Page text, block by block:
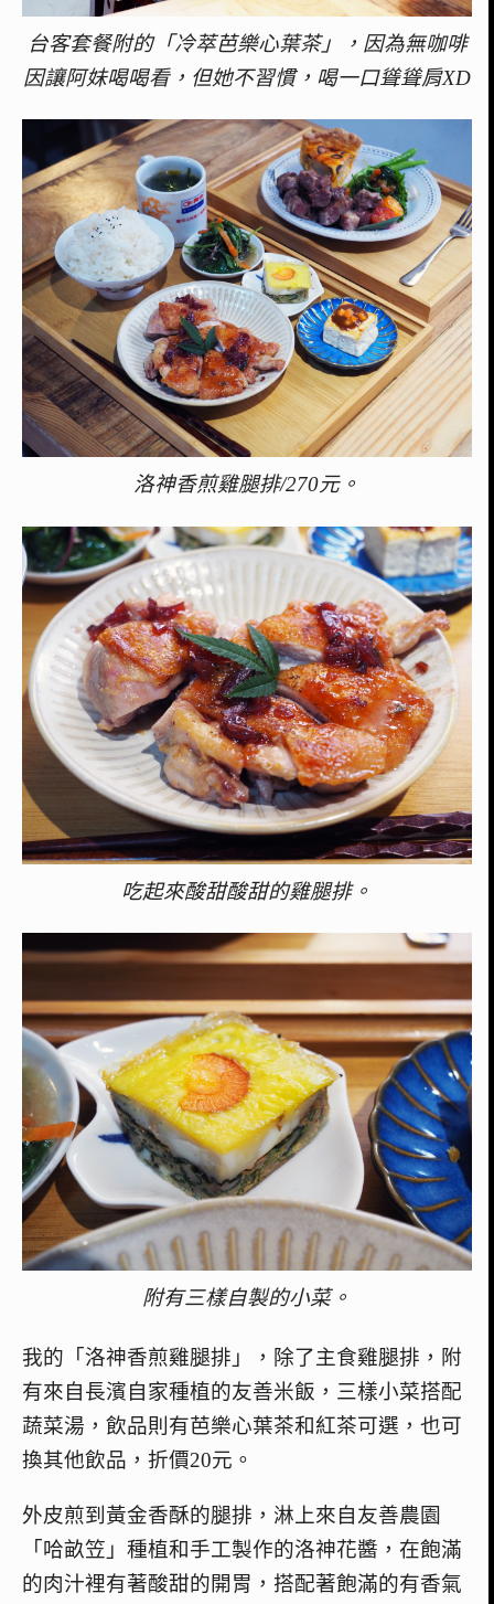
台客套餐附的「冷萃芭樂心葉茶」，因為無咖啡
因讓阿妹喝喝看，但她不習慣，喝一口聳聳肩XD
洛神香煎雞腿排/270元。
吃起來酸甜酸甜的雞腿排。
附有三樣自製的小菜。
我的「洛神香煎雞腿排」，除了主食雞腿排，附
有來自長濱自家種植的友善米飯，三樣小菜搭配
蔬菜湯，飲品則有芭樂心葉茶和紅茶可選，也可
換其他飲品，折價20元。
外皮煎到黃金香酥的腿排，淋上來自友善農園
「哈畝笠」種植和手工製作的洛神花醬，在飽滿
的肉汁裡有著酸甜的開胃，搭配著飽滿的有香氣